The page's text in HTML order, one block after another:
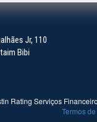
Jr, 110
Bibi
Rating Serviços
Termos